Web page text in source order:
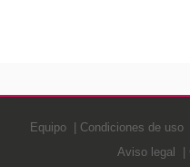
Equipo Condiciones de uso
Aviso legal